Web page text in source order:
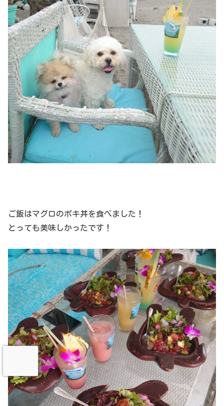
ご飯はマグロのポキ丼を食べました！
とっても美味しかったです！